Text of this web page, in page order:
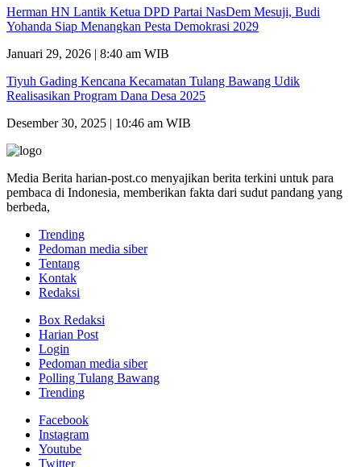
Herman HN Lantik Ketua DPD Partai NasDem Mesuji, Budi
Yohanda Siap Menangkan Pesta Demokrasi 2029
Januari 29, 2026 | 8:40 am WIB
Tiyuh Gading Kencana Kecamatan Tulang Bawang Udik
Realisasikan Program Dana Desa 2025
Desember 30, 2025 | 10:46 am WIB
Media Berita harian-post.co menyajikan berita terkini untuk para
pembaca di Indonesia, memberikan fakta dari sudut pandang yang
berbeda,
Trending
Pedoman media siber
Tentang
Kontak
Redaksi
Box Redaksi
Harian Post
Login
Pedoman media siber
Polling Tulang Bawang
Trending
Facebook
Instagram
Youtube
Twitter